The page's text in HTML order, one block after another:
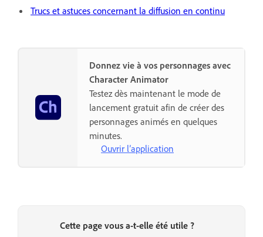
Trucs et astuces concernant la diffusion en continu
Donnez vie à vos personnages avec
Character Animator
Testez dès maintenant le mode de
lancement gratuit afin de créer des
personnages animés en quelques
minutes.
Ouvrir l’application
Cette page vous a-t-elle été utile ?